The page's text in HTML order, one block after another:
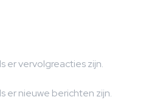
er vervolgreacties zijn.
er nieuwe berichten zijn.